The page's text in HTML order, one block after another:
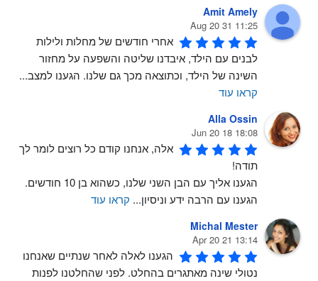
Amit Amely
11:25 31 Aug 20
השינה של הילד, וכתוצאה מכך גם שלנו. הגענו למצב...
קראו עוד
Alla Ossin
18:08 18 Jun 20
תודה!
הגענו עם הרבה ידע וניסיון... קראו עוד
Michal Mester
13:14 21 Apr 20